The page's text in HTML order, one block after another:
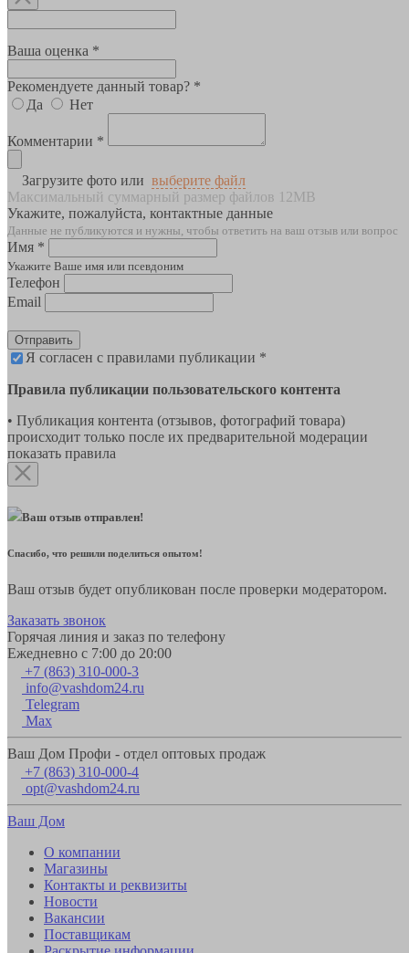
Ваша оценка *
Рекомендуете данный товар? *
Да
Нет
Комментарии *
Загрузите фото или выберите файл
Максимальный суммарный размер файлов 12MB
Укажите, пожалуйста, контактные данные
Данные не публикуются и нужны, чтобы ответить на ваш отзыв или вопрос
Имя *
Укажите Ваше имя или псевдоним
Телефон
Email
Отправить
Я согласен с правилами публикации *
Правила публикации пользовательского контента
• Публикация контента (отзывов, фотографий товара)
происходит только после их предварительной модерации
показать правила
Ваш отзыв отправлен!
Спасибо, что решили поделиться опытом!
Ваш отзыв будет опубликован после проверки модератором.
Заказать звонок
Горячая линия и заказ по телефону
Ежедневно с 7:00 до 20:00
+7 (863) 310-000-3
info@vashdom24.ru
Telegram
Max
Ваш Дом Профи - отдел оптовых продаж
+7 (863) 310-000-4
opt@vashdom24.ru
Ваш Дом
О компании
Магазины
Контакты и реквизиты
Новости
Вакансии
Поставщикам